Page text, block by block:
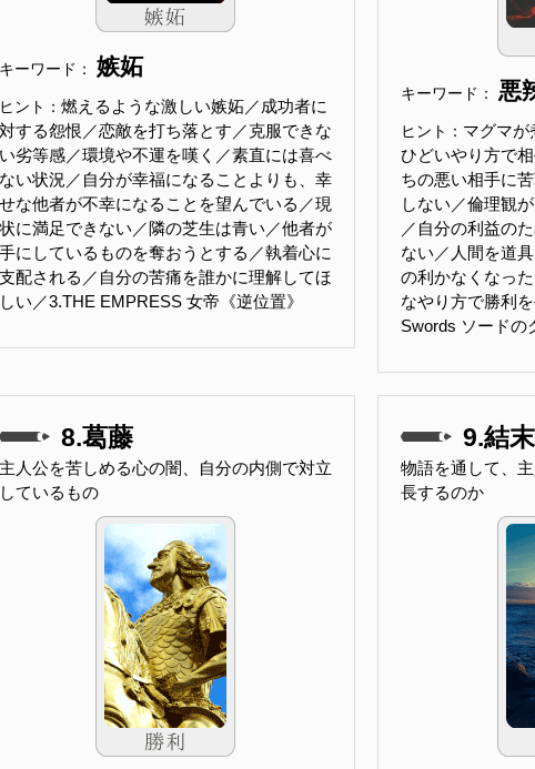
キーワード： 嫉妬
ヒント： 燃えるような激しい嫉妬／成功者に
対する怨恨／恋敵を打ち落とす／克服できな
い劣等感／環境や不運を嘆く／素直には喜べ
ない状況／自分が幸福になることよりも、幸
せな他者が不幸になることを望んでいる／現
状に満足できない／隣の芝生は青い／他者が
手にしているものを奪おうとする／執着心に
支配される／自分の苦痛を誰かに理解してほ
しい／3.THE EMPRESS 女帝《逆位置》
キーワード： 悪
ヒント： マグマが
ひどいやり方で
ちの悪い相手に
しない／倫理観
／自分の利益の
ない／人間を道
の利かなくなっ
なやり方で勝利
Swords ソードの
8.葛藤
主人公を苦しめる心の闇、自分の内側で対立
しているもの
9.結末
物語を通して、
長するのか